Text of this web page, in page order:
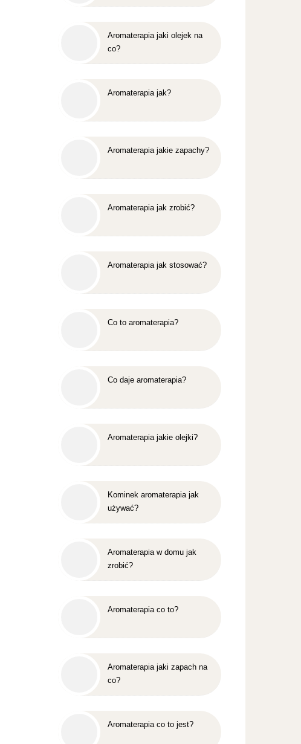
Aromaterapia jaki olejek na
co?
Aromaterapia jak?
Aromaterapia jakie zapachy?
Aromaterapia jak zrobić?
Aromaterapia jak stosować?
Co to aromaterapia?
Co daje aromaterapia?
Aromaterapia jakie olejki?
Kominek aromaterapia jak
używać?
Aromaterapia w domu jak
zrobić?
Aromaterapia co to?
Aromaterapia jaki zapach na
co?
Aromaterapia co to jest?